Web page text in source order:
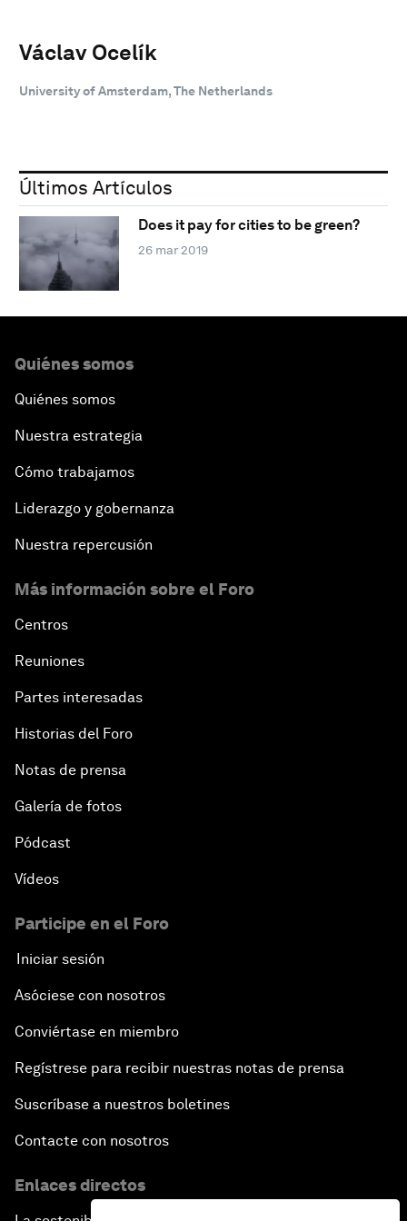
Václav Ocelík
University of Amsterdam, The Netherlands
Últimos Artículos
Does it pay for cities to be green?
26 mar 2019
Quiénes somos
Quiénes somos
Nuestra estrategia
Cómo trabajamos
Liderazgo y gobernanza
Nuestra repercusión
Más información sobre el Foro
Centros
Reuniones
Partes interesadas
Historias del Foro
Notas de prensa
Galería de fotos
Pódcast
Vídeos
Participe en el Foro
Iniciar sesión
Asóciese con nosotros
Conviértase en miembro
Regístrese para recibir nuestras notas de prensa
Suscríbase a nuestros boletines
Contacte con nosotros
Enlaces directos